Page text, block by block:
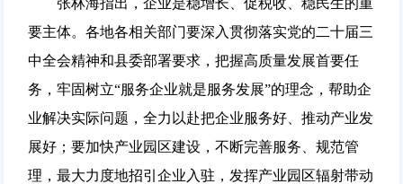
要主体。各地各相关部门要深入贯彻落实党的二十届三
中全会精神和县委部署要求，把握高质量发展首要任
务，牢固树立“服务企业就是服务发展”的理念，帮助企
业解决实际问题，全力以赴把企业服务好、推动产业发
展好；要加快产业园区建设，不断完善服务、规范管
理，最大力度地招引企业入驻，发挥产业园区辐射带动